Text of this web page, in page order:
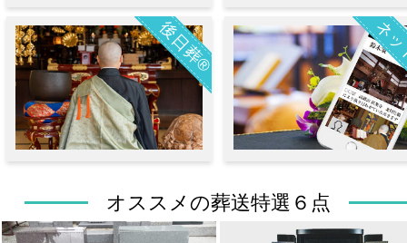
後日葬® ネ
オススメの葬送特選６点